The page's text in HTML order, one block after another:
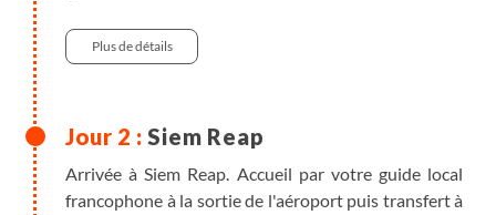
Plus de détails
Siem Reap
Arrivée à Siem Reap. Accueil par votre guide local
francophone à la sortie de l'aéroport puis transfert à